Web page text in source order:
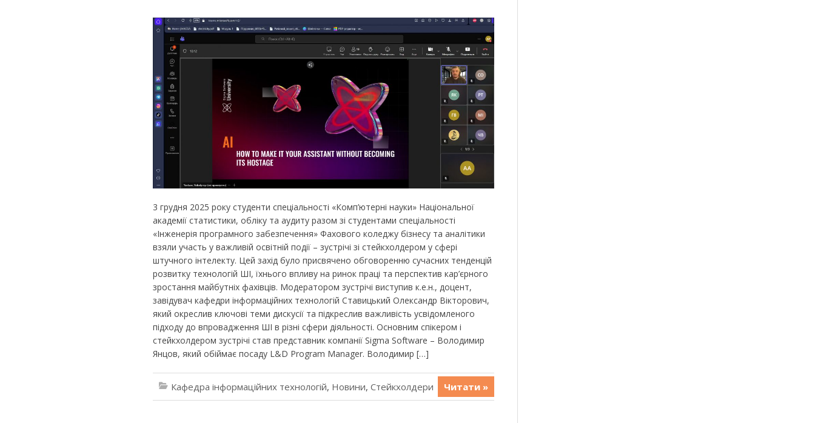
3 грудня 2025 року студенти спеціальності «Комп’ютерні науки» Національної
академії статистики, обліку та аудиту разом зі студентами спеціальності
«Інженерія програмного забезпечення» Фахового коледжу бізнесу та аналітики
взяли участь у важливій освітній події – зустрічі зі стейкхолдером у сфері
штучного інтелекту. Цей захід було присвячено обговоренню сучасних тенденцій
розвитку технологій ШІ, їхнього впливу на ринок праці та перспектив кар’єрного
зростання майбутніх фахівців. Модератором зустрічі виступив к.е.н., доцент,
завідувач кафедри інформаційних технологій Ставицький Олександр Вікторович,
який окреслив ключові теми дискусії та підкреслив важливість усвідомленого
підходу до впровадження ШІ в різні сфери діяльності. Основним спікером і
стейкхолдером зустрічі став представник компанії Sigma Software – Володимир
Янцов, який обіймає посаду L&D Program Manager. Володимир […]
Кафедра інформаційних технологій, Новини, Стейкхолдери Читати »